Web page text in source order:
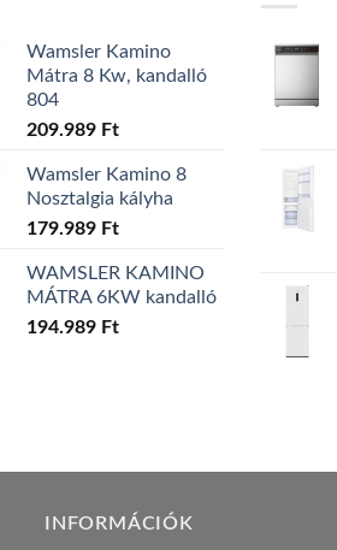
Wamsler Kamino
Mátra 8 Kw, kandalló
804
209.989 Ft
Wamsler Kamino 8
Nosztalgia kályha
179.989 Ft
WAMSLER KAMINO
MÁTRA 6KW kandalló
194.989 Ft
INFORMÁCIÓK